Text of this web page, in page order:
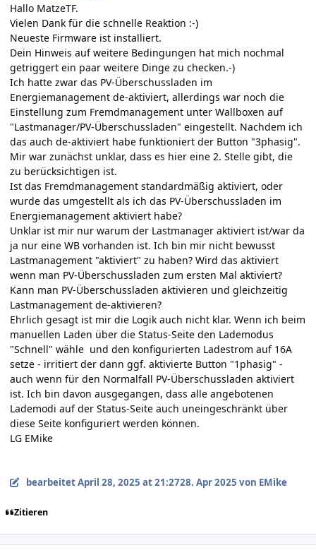
Hallo MatzeTF.
Vielen Dank für die schnelle Reaktion :-)
Neueste Firmware ist installiert.
Dein Hinweis auf weitere Bedingungen hat mich nochmal
getriggert ein paar weitere Dinge zu checken.-)
Ich hatte zwar das PV-Überschussladen im
Energiemanagement de-aktiviert, allerdings war noch die
Einstellung zum Fremdmanagement unter Wallboxen auf
"Lastmanager/PV-Überschussladen" eingestellt. Nachdem ich
das auch de-aktiviert habe funktioniert der Button "3phasig".
Mir war zunächst unklar, dass es hier eine 2. Stelle gibt, die
zu berücksichtigen ist.
Ist das Fremdmanagement standardmäßig aktiviert, oder
wurde das umgestellt als ich das PV-Überschussladen im
Energiemanagement aktiviert habe?
Unklar ist mir nur warum der Lastmanager aktiviert ist/war da
ja nur eine WB vorhanden ist. Ich bin mir nicht bewusst
Lastmanagement "aktiviert" zu haben? Wird das aktiviert
wenn man PV-Überschussladen zum ersten Mal aktiviert?
Kann man PV-Überschussladen aktivieren und gleichzeitig
Lastmanagement de-aktivieren?
Ehrlich gesagt ist mir die Logik auch nicht klar. Wenn ich beim
manuellen Laden über die Status-Seite den Lademodus
"Schnell" wähle und den konfigurierten Ladestrom auf 16A
setze - irritiert der dann ggf. aktivierte Button "1phasig" -
auch wenn für den Normalfall PV-Überschussladen aktiviert
ist. Ich bin davon ausgegangen, dass alle angebotenen
Lademodi auf der Status-Seite auch uneingeschränkt über
diese Seite konfiguriert werden können.
LG EMike
bearbeitetApril 28, 2025 at 21:2728. Apr 2025 von EMike
Zitieren